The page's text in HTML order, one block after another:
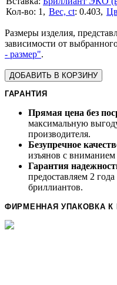
1
Вес, ct: 0.403
Размеры изделия,
зависимости от
- размер".
ДОБАВИТЬ В КОРЗИНУ
ГАРАНТИЯ
Прямая цена без
максимальную
производителя.
Безупречное
изъянов с вниманием
Гарантия
предоставляем 2
бриллиантов.
ФИРМЕННАЯ УПАКОВКА